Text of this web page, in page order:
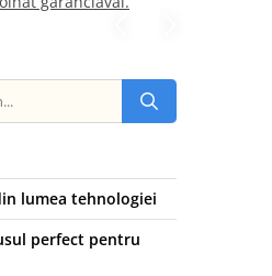
lumea tehnologiei
perfect pentru